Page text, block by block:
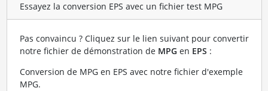
Essayez la conversion EPS avec un fichier test MPG
Pas convaincu ? Cliquez sur le lien suivant pour convertir
notre fichier de démonstration de MPG en EPS :
Conversion de MPG en EPS avec notre fichier d'exemple
MPG.